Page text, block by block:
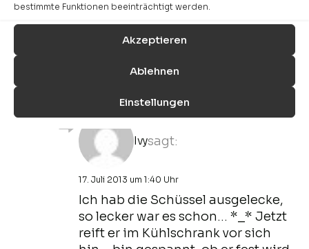
bestimmte Funktionen beeinträchtigt werden.
Akzeptieren
Ablehnen
Einstellungen
ich hoffe, der Mozzarella schmeckt
Liebe Grüße
Ivysagt:
17. Juli 2013 um 1:40 Uhr
Ich hab die Schüssel ausgelecke,
so lecker war es schon… *_* Jetzt
reift er im Kühlschrank vor sich